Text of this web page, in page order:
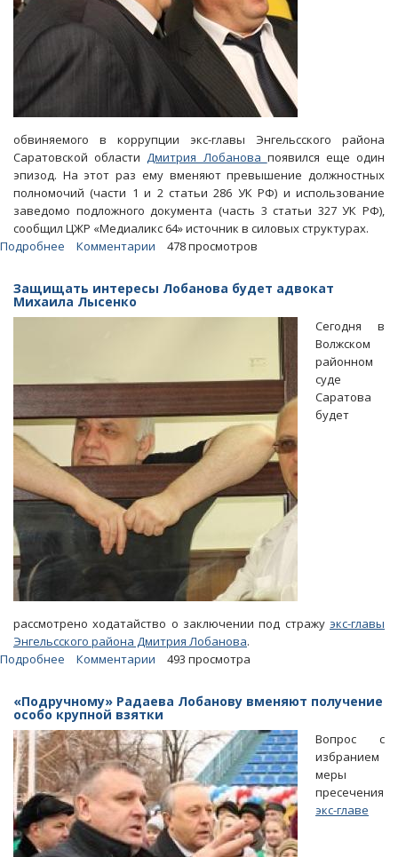
обвиняемого в коррупции экс-главы Энгельсского района
Саратовской областиДмитрия Лобанова появился еще один
эпизод. На этот раз ему вменяют превышение должностных
полномочий (части 1 и 2 статьи 286 УК РФ) и использование
заведомо подложного документа (часть 3 статьи 327 УК РФ),
сообщил ЦЖР «Медиаликс 64» источник в силовых структурах.
Подробнее
будут
расследовать
экс-
министра
Куликова
Комментарии 478 просмотров
Защищать интересы Лобанова будет адвокат
Михаила Лысенко
Сегодня в
Волжском
районном
суде
Саратова
будет
рассмотрено ходатайство о заключении под стражу экс-главы
Энгельсского района Дмитрия Лобанова.
Подробнее
интересы
Лобанова
будет
адвокат
Михаила
Лысенко
Комментарии 493 просмотра
«Подручному» Радаева Лобанову вменяют получение
особо крупной взятки
Вопрос с
избранием
меры
пресечения
экс-главе